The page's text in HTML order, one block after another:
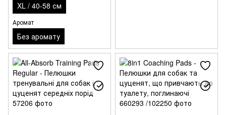
XL / 40-58 см
Аромат
Без аромату